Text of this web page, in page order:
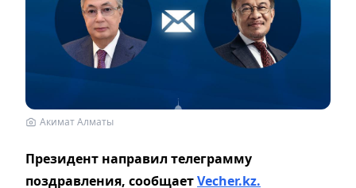
Акимат Алматы
Президент направил телеграмму
поздравления, сообщаетVecher.kz.